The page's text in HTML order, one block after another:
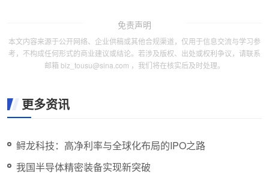
免责声明
本文内容来源于公开网络、企业供稿或其他合规渠道，仅用于信息交流与学习参
考，不构成任何形式的商业建议或结论。若涉及版权、出处或权利争议，请联系
邮箱 biz_tousu@sina.com ，我们将在核实后及时处理。
更多资讯
鲟龙科技：高净利率与全球化布局的IPO之路
我国半导体精密装备实现新突破